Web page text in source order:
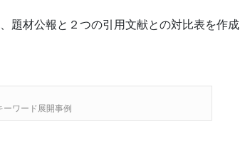
題材公報と２つの引用文献との対比表を作成
ワード展開事例